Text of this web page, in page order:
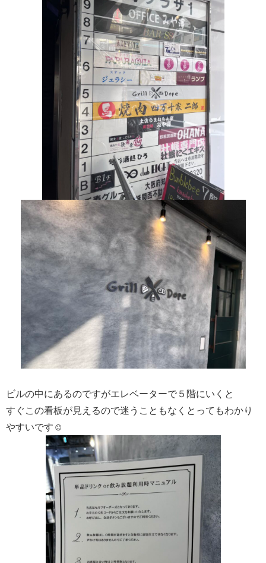
ビルの中にあるのですがエレベーターで５階にいくと
すぐこの看板が見えるので迷うこともなくとってもわかり
やすいです☺